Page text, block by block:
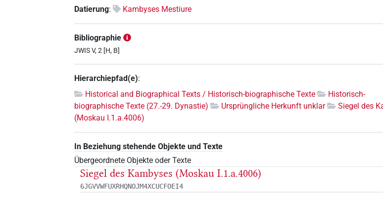
Datierung: Kambyses Mestiure
Bibliographie
JWIS V, 2 [H, B]
Hierarchiepfad(e):
Historical and Biographical Texts / Historisch-biographische Texte
Historisch-
biographische Texte (27.-29. Dynastie)
Ursprüngliche Herkunft unklar
Siegel des
(Moskau I.1.a.4006)
In Beziehung stehende Objekte und Texte
Übergeordnete Objekte oder Texte
Siegel des Kambyses (Moskau I.1.a.4006)
6JGVVWFUXRHQNOJM4XCUCFOEI4